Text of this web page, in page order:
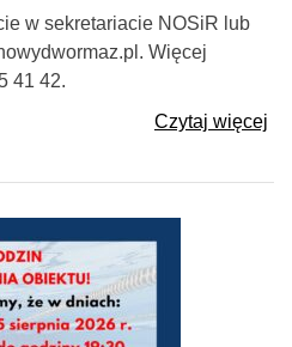
w sekretariacie NOSiR lub
Więcej
41 42.
Czytaj więcej